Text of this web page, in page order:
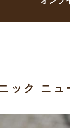
ック ニ